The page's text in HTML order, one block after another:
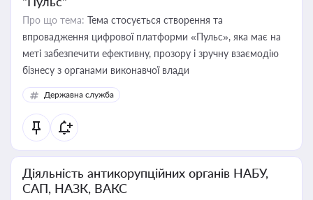
Про що тема: Тема стосується створення та
впровадження цифрової платформи «Пульс», яка має на
меті забезпечити ефективну, прозору і зручну взаємодію
бізнесу з органами виконавчої влади
Державна служба
Діяльність антикорупційних органів НАБУ,
САП, НАЗК, ВАКС